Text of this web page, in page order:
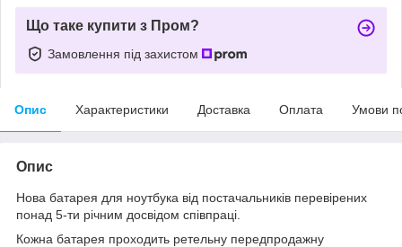
Що таке купити з Пром?
Замовлення під захистом
Опис Характеристики Доставка Оплата Умови
Опис
Нова батарея для ноутбука від постачальників перевірених
понад 5-ти річним досвідом співпраці.
Кожна батарея проходить ретельну передпродажну